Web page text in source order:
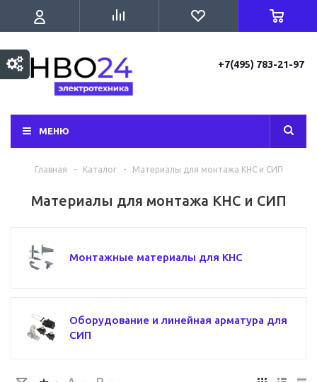
+7(495) 783-21-97
МЕНЮ
Главная - Каталог - Материалы для монтажа КНС и СИП
Материалы для монтажа КНС и СИП
Монтажные материалы для КНС
Оборудование и линейная арматура для
СИП